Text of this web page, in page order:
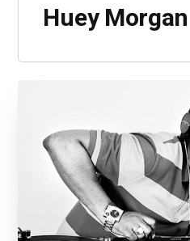
Huey Morgan